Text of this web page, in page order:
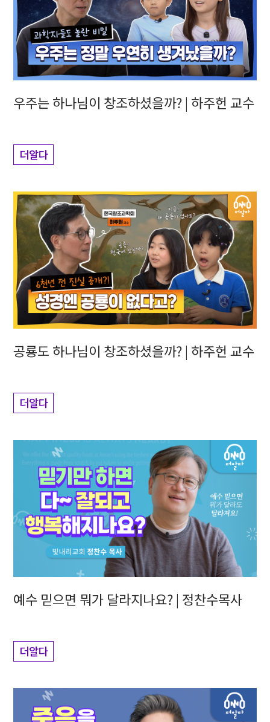
우주는 하나님이 창조하셨을까? | 하주헌 교수
더알다
공룡도 하나님이 창조하셨을까? | 하주헌 교수
더알다
예수 믿으면 뭐가 달라지나요? | 정찬수목사
더알다